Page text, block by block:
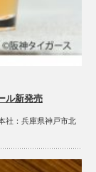
ル新発売
社：兵庫県神戸市北